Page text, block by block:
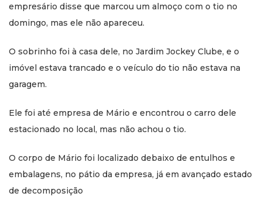
empresário disse que marcou um almoço com o tio no
domingo, mas ele não apareceu.
O sobrinho foi à casa dele, no Jardim Jockey Clube, e o
imóvel estava trancado e o veículo do tio não estava na
garagem.
Ele foi até empresa de Mário e encontrou o carro dele
estacionado no local, mas não achou o tio.
O corpo de Mário foi localizado debaixo de entulhos e
embalagens, no pátio da empresa, já em avançado estado
de decomposição